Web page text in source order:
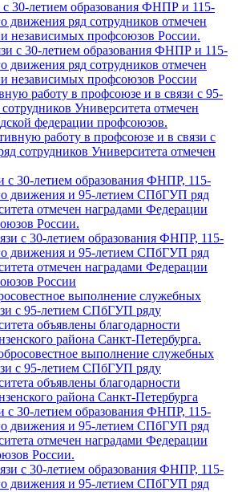
с 30-летием образования ФНПР и 115-
движения ряд сотрудников отмечен
независимых профсоюзов России
работу в профсоюзе и в связи с
сотрудников Университета отмечен
с 30-летием образования ФНПР, 115-
движения и 95-летием СПбГУП ряд
отмечен наградами Федерации
России
выполнение служебных
с 95-летием СПбГУП ряду
объявлены благодарности
района Санкт-Петербурга
с 30-летием образования ФНПР, 115-
движения и 95-летием СПбГУП ряд